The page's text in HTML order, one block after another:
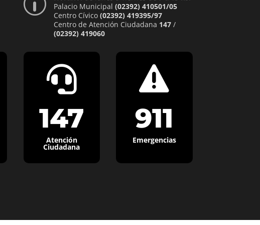
Palacio Municipal (02392) 410501/05
Centro Cívico (02392) 419395/97
Centro de Atención Ciudadana 147/
(02392) 419060

147
Atención
Ciudadana

911
Emergencias